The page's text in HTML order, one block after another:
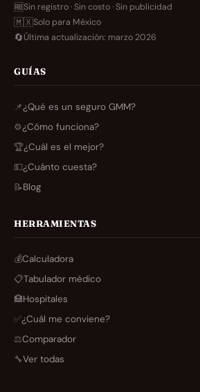
🆓Sin registro · Sin costo · Sin publicidad
🇲🇽Solo para México
🔄Última actualización: marzo 2026
GUÍAS
📌¿Qué es un seguro GMM?
⚙️¿Cómo funciona?
🏆¿Cuál es el mejor?
💵¿Cuánto cuesta?
📝Blog
HERRAMIENTAS
💰Calculadora
📋Tabulador médico
🏥Hospitales
✅¿Cuál me conviene?
⚖️Comparador
🔧Ver todas